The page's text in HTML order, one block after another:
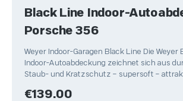
Black Line Indoor-
Porsche 356
Weyer Indoor-Garagen Black Line Die Weyer Black Line
Indoor-Autoabdeckung zeichnet sich aus
Staub- und Kratzschutz – supersoft –
Regular price:
€139.00